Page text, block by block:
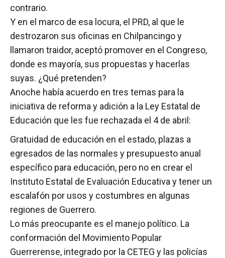
contrario.
Y en el marco de esa locura, el PRD, al que le
destrozaron sus oficinas en Chilpancingo y
llamaron traidor, aceptó promover en el Congreso,
donde es mayoría, sus propuestas y hacerlas
suyas. ¿Qué pretenden?
Anoche había acuerdo en tres temas para la
iniciativa de reforma y adición a la Ley Estatal de
Educación que les fue rechazada el 4 de abril:
Gratuidad de educación en el estado, plazas a
egresados de las normales y presupuesto anual
específico para educación, pero no en crear el
Instituto Estatal de Evaluación Educativa y tener un
escalafón por usos y costumbres en algunas
regiones de Guerrero.
Lo más preocupante es el manejo político. La
conformación del Movimiento Popular
Guerrerense, integrado por la CETEG y las policías